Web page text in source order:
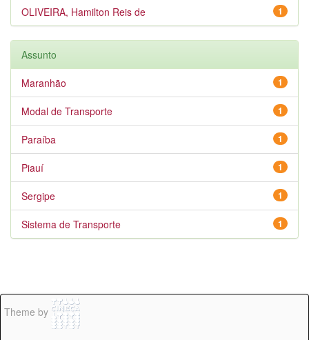
1
OLIVEIRA, Hamilton Reis de
Assunto
1
Maranhão
1
Modal de Transporte
1
Paraíba
1
Piauí
1
Sergipe
1
Sistema de Transporte
Theme by